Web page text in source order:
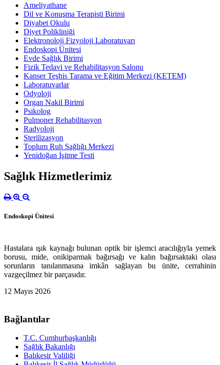
Ameliyathane
Dil ve Konuşma Terapisti Birimi
Diyabet Okulu
Diyet Polikliniği
Elektronoloji Fizyoloji Laboratuvarı
Endoskopi Ünitesi
Evde Sağlık Birimi
Fizik Tedavi ve Rehabilitasyon Salonu
Kanser Teşhis Tarama ve Eğitim Merkezi (KETEM)
Laboratuvarlar
Odyoloji
Organ Nakil Birimi
Psikolog
Pulmoner Rehabilitasyon
Radyoloji
Sterilizasyon
Toplum Ruh Sağlığı Merkezi
Yenidoğan İşitme Testi
Sağlık Hizmetlerimiz
Endoskopi Ünitesi
Hastalara ışık kaynağı bulunan optik bir işlemci aracılığıyla yemek
borusu, mide, onikiparmak bağırsağı ve kalın bağırsaktaki olası
sorunların tanılanmasına imkân sağlayan bu ünite, cerrahinin
vazgeçilmez bir parçasıdır.
12 Mayıs 2026
Bağlantılar
T.C. Cumhurbaşkanlığı
Sağlık Bakanlığı
Balıkesir Valiliği